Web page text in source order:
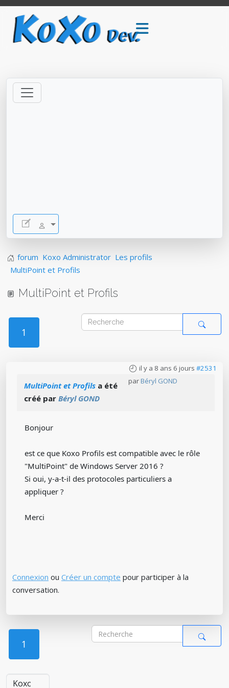
forum Koxo Administrator Les profils
MultiPoint et Profils
MultiPoint et Profils
1
il y a 8 ans 6 jours #2531
par Béryl GOND
MultiPoint et Profils a été
créé par Béryl GOND
Bonjour
est ce que Koxo Profils est compatible avec le rôle
"MultiPoint" de Windows Server 2016 ?
Si oui, y-a-t-il des protocoles particuliers a
appliquer ?
Merci
Connexion ou Créer un compte pour participer à la
conversation.
1